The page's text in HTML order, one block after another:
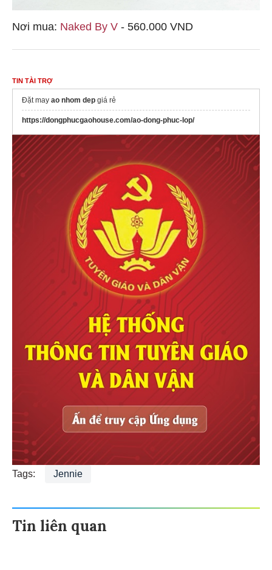
Nơi mua: Naked By V - 560.000 VND
TIN TÀI TRỢ
Đặt may ao nhom dep giá rẻ
https://dongphucgaohouse.com/ao-dong-phuc-lop/
Tags: Jennie
Tin liên quan